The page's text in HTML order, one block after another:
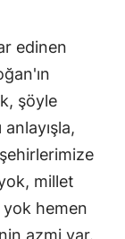
edinen
şöyle
millet
yok hemen
azmi var.